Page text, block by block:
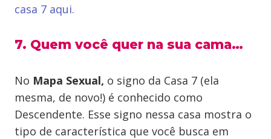
casa 7 aqui.
7. Quem você quer na sua cama…
No Mapa Sexual, o signo da Casa 7 (ela
mesma, de novo!) é conhecido como
Descendente. Esse signo nessa casa mostra o
tipo de característica que você busca em